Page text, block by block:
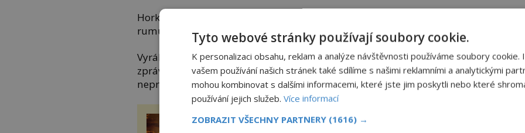
Horký sirup lijte do předehřátých sklenic, přidejte do každé lžíci
rumu a uložte do chladu.
Vyráběli jste sirup ze sušených šípků? Tak to pro vás máme špatnou
zprávu. Sušení je u nás sice nejobvyklejší metodou, ale vitaminu C
neprospívá. Přicházejí až o 50 procent „céčka“!
Utržený kus skály se
První sluchátka
Tyto webové stránky používají soubory cookie.
K personalizaci obsahu, reklam a analýze návštěvnosti používáme soubory cookie.
vašem používání našich stránek také sdílíme s našimi reklamními a analytickými
mohou kombinovat s dalšími informacemi, které jste jim poskytli nebo které
používání jejich služeb. Více informací
ZOBRAZIT VŠECHNY PARTNERY (1616) →